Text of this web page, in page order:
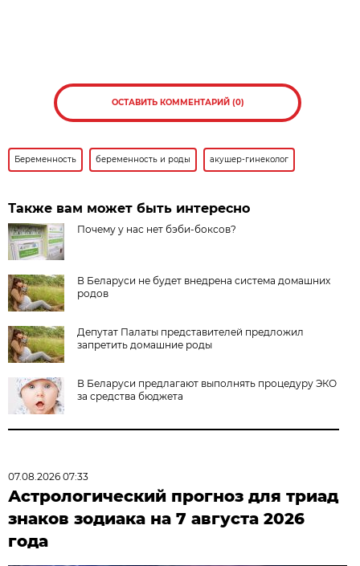
ОСТАВИТЬ КОММЕНТАРИЙ (0)
Беременность беременность и роды акушер-гинеколог
Также вам может быть интересно
Почему у нас нет бэби-боксов?
В Беларуси не будет внедрена система домашних
родов
Депутат Палаты представителей предложил
запретить домашние роды
В Беларуси предлагают выполнять процедуру ЭКО
за средства бюджета
07.08.2026 07:33
Астрологический прогноз для триад
знаков зодиака на 7 августа 2026
года